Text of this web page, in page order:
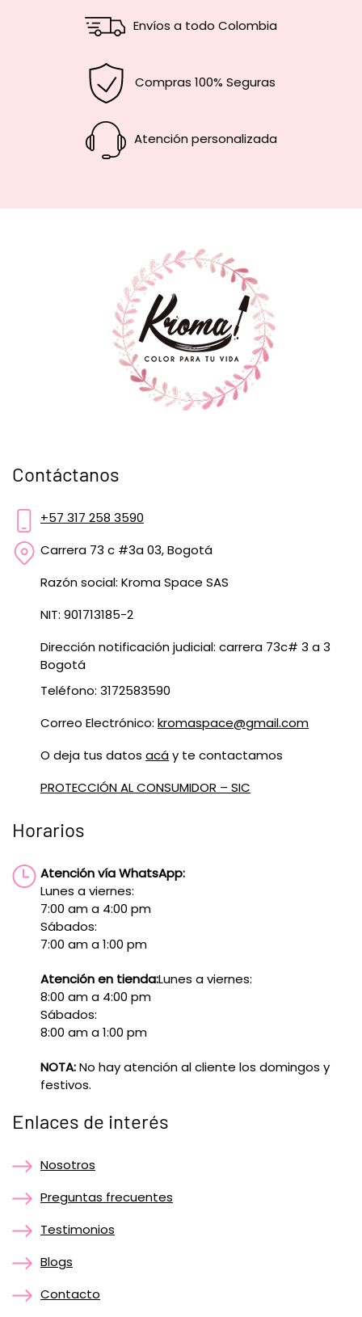
Envíos a todo Colombia
Compras 100% Seguras
Atención personalizada
Contáctanos
+57 317 258 3590
Carrera 73 c #3a 03, Bogotá
Razón social: Kroma Space SAS
NIT: 901713185-2
Dirección notificación judicial: carrera 73c# 3 a 3
Bogotá
Teléfono: 3172583590
Correo Electrónico: kromaspace@gmail.com
O deja tus datos acáy te contactamos
PROTECCIÓN AL CONSUMIDOR – SIC
Horarios
Atención vía WhatsApp:
Lunes a viernes:
7:00 am a 4:00 pm
Sábados:
7:00 am a 1:00 pm
Atención en tienda:Lunes a viernes:
8:00 am a 4:00 pm
Sábados:
8:00 am a 1:00 pm
NOTA:No hay atención al cliente los domingos y
festivos.
Enlaces de interés
Nosotros
Preguntas frecuentes
Testimonios
Blogs
Contacto